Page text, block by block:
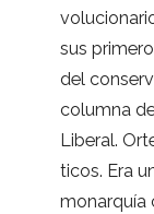
sus
del
columna
Libe­ral.
ti­cos. Era
monar­quía